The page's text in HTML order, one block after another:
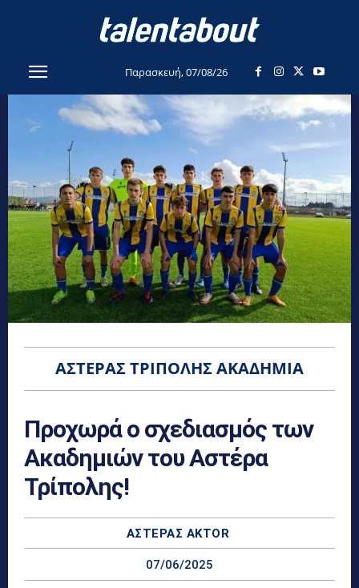
Παρασκευή, 07/08/26
ΑΣΤΈΡΑΣ ΤΡΊΠΟΛΗΣ ΑΚΑΔΗΜΊΑ
Προχωρά ο σχεδιασμός των
Ακαδημιών του Αστέρα
Τρίπολης!
ΑΣΤΈΡΑΣ AKTOR
07/06/2025